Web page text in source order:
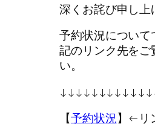
深くお詫び申し上
予約状況について
記のリンク先をご
い。
【予約状況】←リ